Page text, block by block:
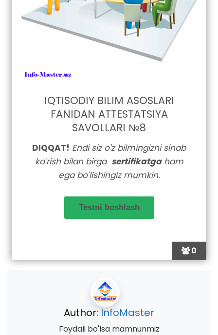
0
IQTISODIY BILIM ASOSLARI
FANIDAN ATTESTATSIYA
SAVOLLARI №8
DIQQAT! Endi siz o'z bilmingizni sinab
ko'rish bilan birga sertifikatgaham
ega bo'lishingiz mumkin.
Author:InfoMaster
Foydali bo'lsa mamnunmiz